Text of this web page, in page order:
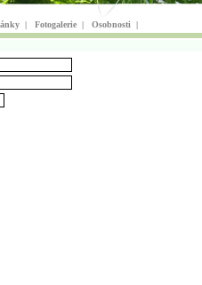
| Fotogalerie | Osobnosti |